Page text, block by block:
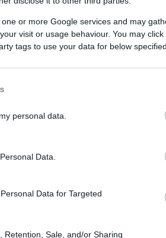
or more Google services and may
visit or usage behaviour. You may
tags to use your data for below
personal data.
Data.
Data for Targeted
Retention, Sale, and/or Sharing